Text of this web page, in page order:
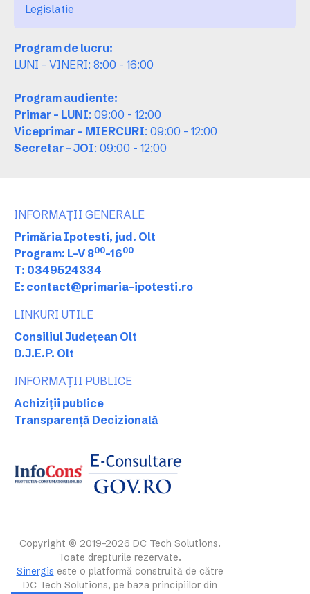
Legislatie
Program de lucru:
LUNI - VINERI: 8:00 - 16:00
Program audiente:
Primar - LUNI: 09:00 - 12:00
Viceprimar - MIERCURI: 09:00 - 12:00
Secretar - JOI: 09:00 - 12:00
INFORMAȚII GENERALE
Primăria Ipotesti, jud. Olt
Program: L-V 800-1600
T: 0349524334
E: contact@primaria-ipotesti.ro
LINKURI UTILE
Consiliul Județean Olt
D.J.E.P. Olt
INFORMAȚII PUBLICE
Achiziții publice
Transparență Decizională
Copyright © 2019-2026 DC Tech Solutions.
Toate drepturile rezervate.
Sinergis este o platformă construită de către
DC Tech Solutions, pe baza principiilor din